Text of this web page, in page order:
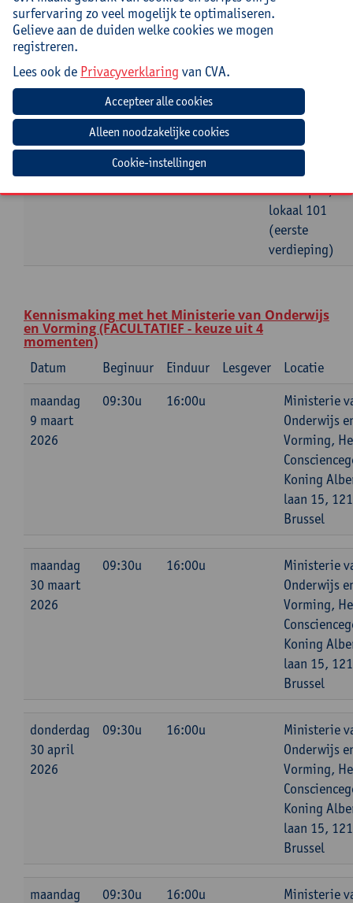
leerlingenbegeleiding
Datum Beginuur Einduur Lesgever
Locatie
dinsdag
24
februari
09:30u 16:00u
Alain
Noëz
Antwerpen,
Boogkeers 5
Antwerpen,
lokaal 101
(eerste
verdieping)
Kennismaking met het Ministerie van Onderwijs
en Vorming (FACULTATIEF - keuze uit 4
momenten)
Datum Beginuur Einduur Lesgever
Locatie
maandag
9 maart
2026
09:30u 16:00u
Ministerie
Onderwijs
Vorming,
Koning
laan 15,
Brussel
maandag
30 maart
2026
09:30u 16:00u
Ministerie
Onderwijs
Vorming,
Koning
laan 15,
Brussel
donderdag
30 april
2026
09:30u 16:00u
Ministerie
Onderwijs
Vorming,
Koning
laan 15,
Brussel
maandag
09:30u 16:00u
Ministerie
surfervaring zo veel mogelijk te optimaliseren.
Gelieve aan de duiden welke cookies we mogen
registreren.
Lees ook de Privacyverklaring van CVA.
Cookie-instellingen